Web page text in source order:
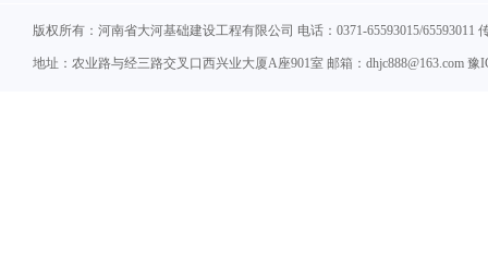
版权所有：河南省大河基础建设工程有限公司 电话：0371-65593015/65593011
地址：农业路与经三路交叉口西兴业大厦A座901室 邮箱：dhjc888@163.com 豫